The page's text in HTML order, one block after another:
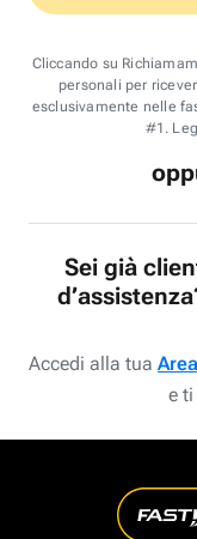
Cliccando su
personali per
esclusivamente nelle
#1.
Sei già
Accedi alla tua
e